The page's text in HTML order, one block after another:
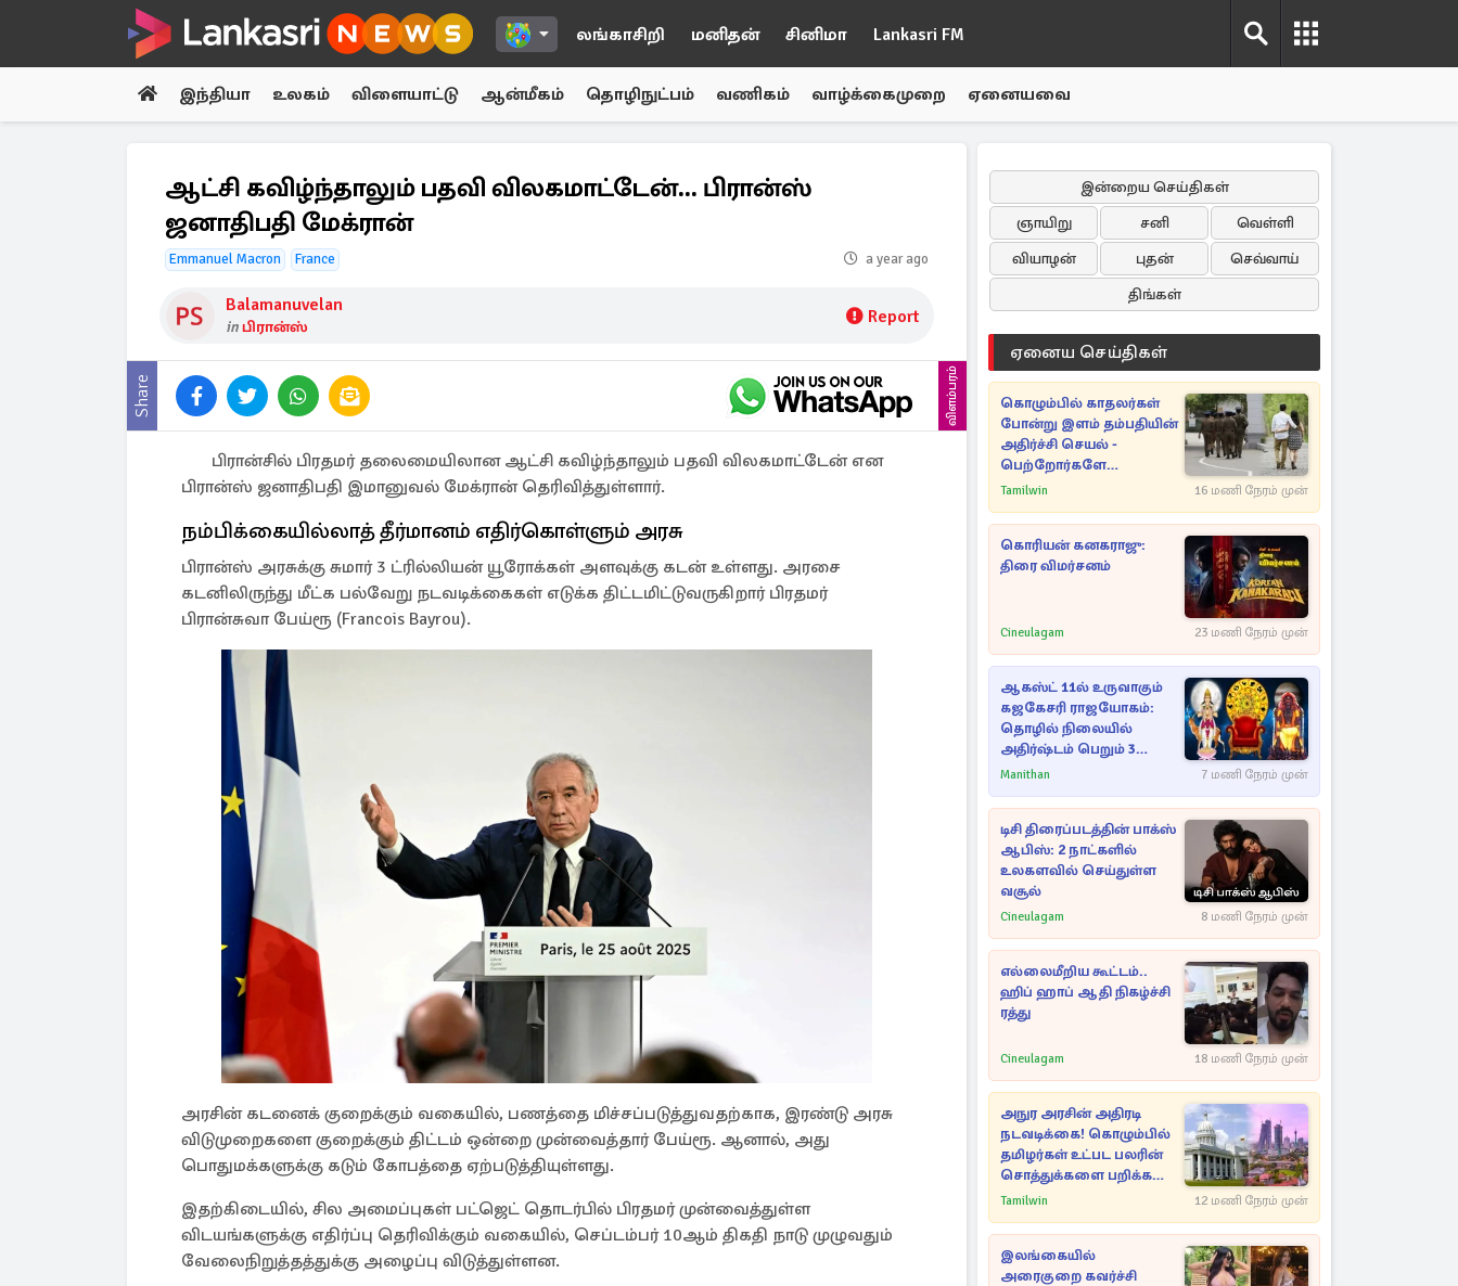
லங்காசிறி மனிதன் சினிமா Lankasri FM
இந்தியா உலகம் விளையாட்டு ஆன்மீகம் தொழிநுட்பம் வணிகம் வாழ்க்கைமுறை ஏனையவை
ஆட்சி கவிழ்ந்தாலும் பதவி விலகமாட்டேன்... பிரான்ஸ்
ஜனாதிபதி மேக்ரான்
Emmanuel Macron France a year ago
Balamanuvelan
inபிரான்ஸ் Report
Share விளம்பரம்
பிரான்சில் பிரதமர் தலைமையிலான ஆட்சி கவிழ்ந்தாலும் பதவி விலகமாட்டேன் என
பிரான்ஸ் ஜனாதிபதி இமானுவல் மேக்ரான் தெரிவித்துள்ளார்.
நம்பிக்கையில்லாத் தீர்மானம் எதிர்கொள்ளும் அரசு
பிரான்ஸ் அரசுக்கு சுமார் 3 ட்ரில்லியன் யூரோக்கள் அளவுக்கு கடன் உள்ளது. அரசை
கடனிலிருந்து மீட்க பல்வேறு நடவடிக்கைகள் எடுக்க திட்டமிட்டுவருகிறார் பிரதமர்
பிரான்சுவா பேய்ரூ (Francois Bayrou).
அரசின் கடனைக் குறைக்கும் வகையில், பணத்தை மிச்சப்படுத்துவதற்காக, இரண்டு அரசு
விடுமுறைகளை குறைக்கும் திட்டம் ஒன்றை முன்வைத்தார் பேய்ரூ. ஆனால், அது
பொதுமக்களுக்கு கடும் கோபத்தை ஏற்படுத்தியுள்ளது.
இதற்கிடையில், சில அமைப்புகள் பட்ஜெட் தொடர்பில் பிரதமர் முன்வைத்துள்ள
விடயங்களுக்கு எதிர்ப்பு தெரிவிக்கும் வகையில், செப்டம்பர் 10ஆம் திகதி நாடு முழுவதும்
வேலைநிறுத்தத்துக்கு அழைப்பு விடுத்துள்ளன.
இன்றைய செய்திகள்
ஞாயிறு
சனி
வெள்ளி
வியாழன்
புதன்
செவ்வாய்
திங்கள்
ஏனைய செய்திகள்
கொழும்பில் காதலர்கள்
போன்று இளம் தம்பதியின்
அதிர்ச்சி செயல் -
பெற்றோர்களே
எச்சரிக்கை
Tamilwin 16 மணி நேரம் முன்
கொரியன் கனகராஜு:
திரை விமர்சனம்
Cineulagam 23 மணி நேரம் முன்
ஆகஸ்ட் 11ல் உருவாகும்
கஜகேசரி ராஜயோகம்:
தொழில் நிலையில்
அதிர்ஷ்டம் பெறும் 3
ராசிகள்!
Manithan 7 மணி நேரம் முன்
டிசி திரைப்படத்தின் பாக்ஸ்
ஆபிஸ்: 2 நாட்களில்
உலகளவில் செய்துள்ள
வசூல்
Cineulagam 8 மணி நேரம் முன்
எல்லைமீறிய கூட்டம்..
ஹிப் ஹாப் ஆதி நிகழ்ச்சி
ரத்து
Cineulagam 18 மணி நேரம் முன்
அநுர அரசின் அதிரடி
நடவடிக்கை! கொழும்பில்
தமிழர்கள் உட்பட பலரின்
சொத்துக்களை பறிக்க
நடவடிக்கை
Tamilwin 12 மணி நேரம் முன்
இலங்கையில்
அரைகுறை கவர்ச்சி